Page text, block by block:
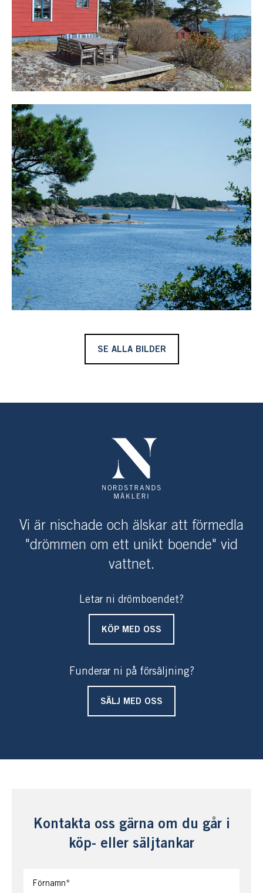
30 knops fart och utanför Lisslö, öster om
Gummerholmen väntar en underbar skärgårdsnatur med
öar, kobbar och skär att besöka för ett strandhugg.
Sommarlivs finns på Gummerholmen och alternativa
affärer finns på Möja eller Sandhamn. Där finns även
restauranger, cafeér och ett rikt skärgårdsliv.
Välkommen till vackra Gummerholmen!
SE ALLA BILDER
Vi är nischade och älskar att förmedla
"drömmen om ett unikt boende" vid
vattnet.
Letar ni drömboendet?
KÖP MED OSS
Funderar ni på försäljning?
SÄLJ MED OSS
Kontakta oss gärna om du går i
köp- eller säljtankar